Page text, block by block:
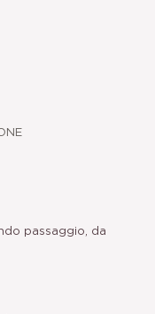
passaggio, da